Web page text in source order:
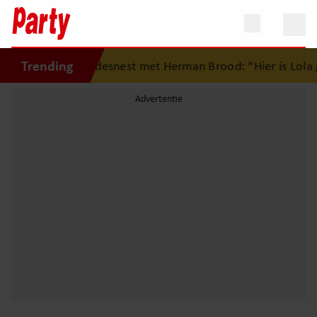
Trending
op eerste liefdesnest met Herman Brood: “Hier is Lola